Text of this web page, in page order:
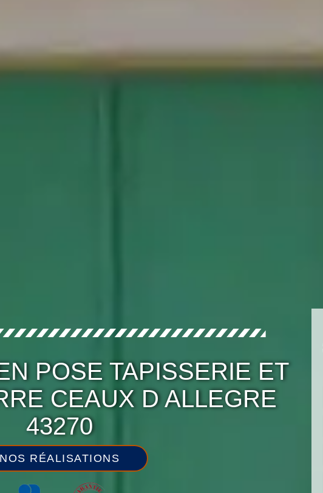
POSE TAPISSERIE ET
CEAUX D ALLEGRE
43270
NOS RÉALISATIONS